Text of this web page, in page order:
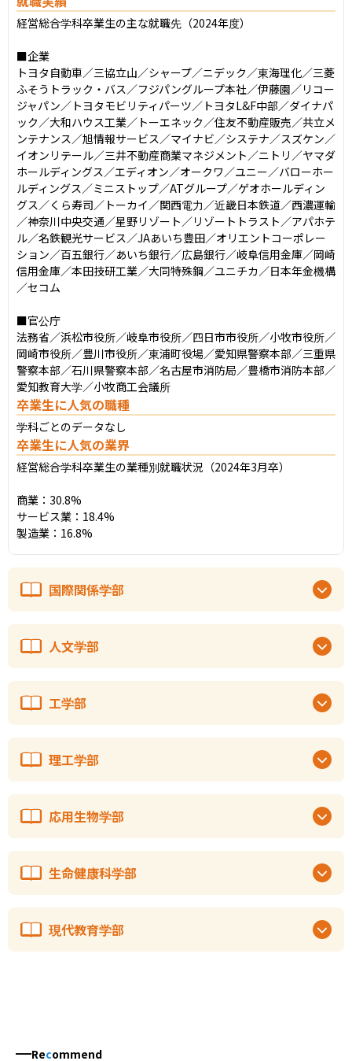
経営総合学科卒業生の主な就職先（2024年度）
■企業
トヨタ自動車／三協立山／シャープ／ニデック／東海理化／三菱
ふそうトラック・バス／フジパングループ本社／伊藤園／リコー
ジャパン／トヨタモビリティパーツ／トヨタL&F中部／ダイナパ
ック／大和ハウス工業／トーエネック／住友不動産販売／共立メ
ンテナンス／旭情報サービス／マイナビ／システナ／スズケン／
イオンリテール／三井不動産商業マネジメント／ニトリ／ヤマダ
ホールディングス／エディオン／オークワ／ユニー／バローホー
ルディングス／ミニストップ／ATグループ／ゲオホールディン
グス／くら寿司／トーカイ／関西電力／近畿日本鉄道／西濃運輸
／神奈川中央交通／星野リゾート／リゾートトラスト／アパホテ
ル／名鉄観光サービス／JAあいち豊田／オリエントコーポレー
ション／百五銀行／あいち銀行／広島銀行／岐阜信用金庫／岡崎
信用金庫／本田技研工業／大同特殊鋼／ユニチカ／日本年金機構
／セコム
■官公庁
法務省／浜松市役所／岐阜市役所／四日市市役所／小牧市役所／
岡崎市役所／豊川市役所／東浦町役場／愛知県警察本部／三重県
警察本部／石川県警察本部／名古屋市消防局／豊橋市消防本部／
愛知教育大学／小牧商工会議所
卒業生に人気の職種
学科ごとのデータなし
卒業生に人気の業界
経営総合学科卒業生の業種別就職状況（2024年3月卒）
商業：30.8%
サービス業：18.4%
製造業：16.8%
国際関係学部
人文学部
工学部
理工学部
応用生物学部
生命健康科学部
現代教育学部
Recommend